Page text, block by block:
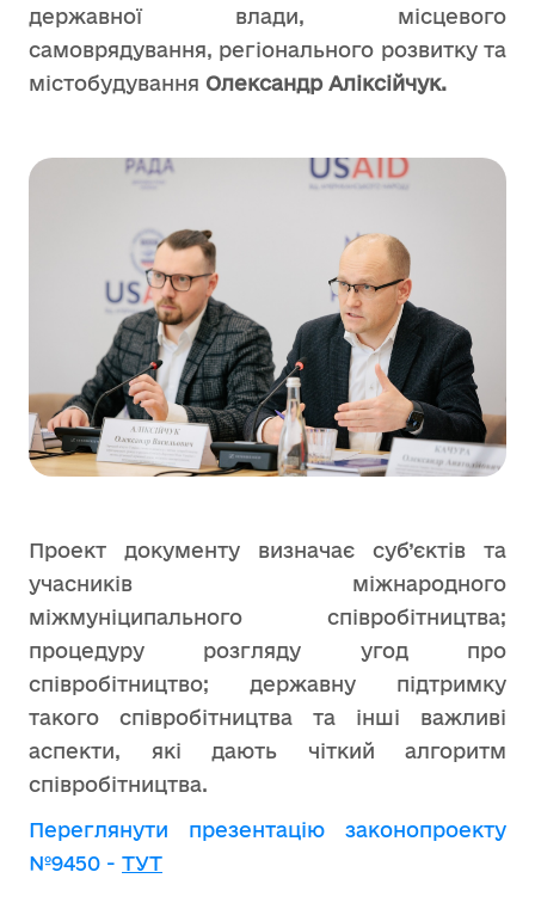
державної влади, місцевого
самоврядування, регіонального розвитку та
містобудування Олександр Аліксійчук.
Проект документу визначає суб’єктів та
учасників міжнародного
міжмуніципального співробітництва;
процедуру розгляду угод про
співробітництво; державну підтримку
такого співробітництва та інші важливі
аспекти, які дають чіткий алгоритм
співробітництва.
Переглянути презентацію законопроекту
№9450 - ТУТ